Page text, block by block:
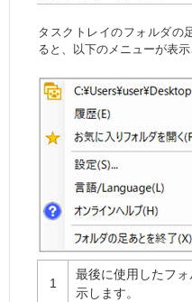
タスクトレイのフォルダの
ると、以下のメニューが表
1
最後に使用したフ
示します。